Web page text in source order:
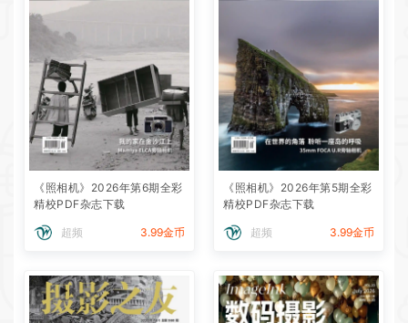
《照相机》2026年第6期全彩
精校PDF杂志下载
超频 3.99金币
《照相机》2026年第5期全彩
精校PDF杂志下载
超频 3.99金币